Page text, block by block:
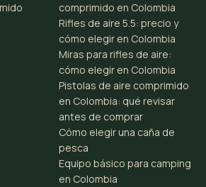
comprimido en Colombia
Rifles de aire 5.5: precio y
cómo elegir en Colombia
Miras para rifles de aire:
cómo elegir en Colombia
Pistolas de aire comprimido
en Colombia: qué revisar
antes de comprar
Cómo elegir una caña de
pesca
Equipo básico para camping
en Colombia